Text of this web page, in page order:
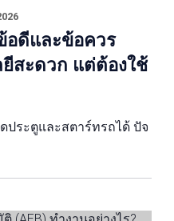
อดีและข้อควร
ยีสะดวก แต่ต้องใช้
ประตูและสตาร์ทรถได้ ปัจ